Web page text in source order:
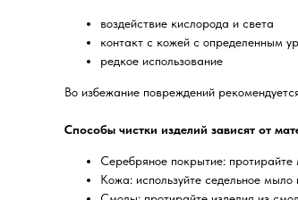
воздействие кислорода и света
контакт с кожей с определенным
редкое использование
Во избежание повреждений
Способы чистки изделий зависят от
Серебряное покрытие: протирайте
Кожа: используйте седельное